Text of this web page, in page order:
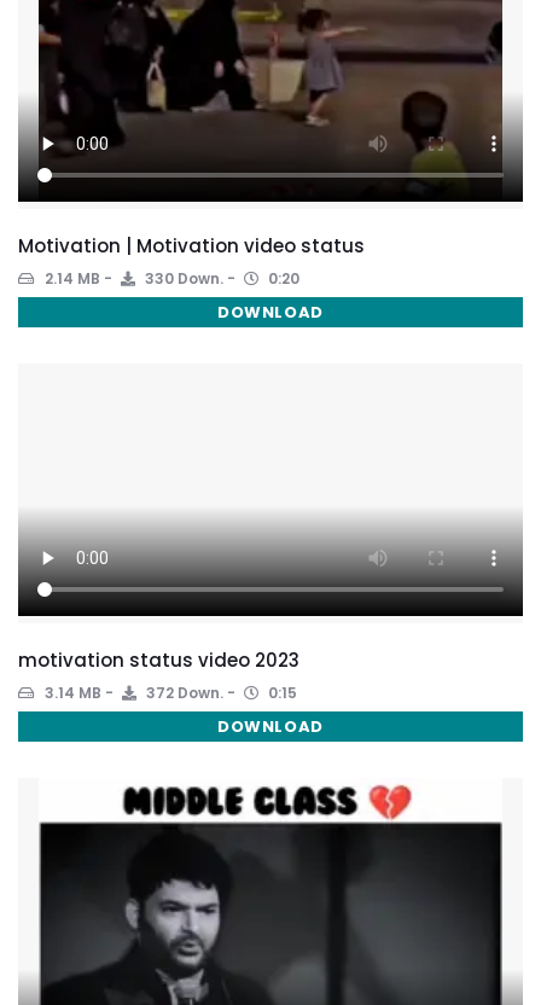
Motivation | Motivation video status
2.14 MB 330 Down. 0:20
DOWNLOAD
motivation status video 2023
3.14 MB 372 Down. 0:15
DOWNLOAD